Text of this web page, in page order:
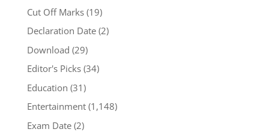
Cut Off Marks(19)
Declaration Date(2)
Download (29)
Editor's Picks(34)
Education (31)
Entertainment(1,148)
Exam Date(2)